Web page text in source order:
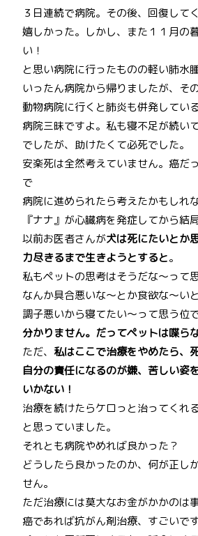
３日連続で病院。その後、回復して
嬉しかった。しかし、また１１月の
い！
と思い病院に行ったものの軽い肺水腫
いったん病院から帰りましたが、そ
動物病院に行くと肺炎も併発してい
病院三昧ですよ。私も寝不足が続い
でしたが、助けたくて必死でした。
安楽死は全然考えていません。癌だ
で
病院に進められたら考えたかもしれ
『ナナ』が心臓病を発症してから結
以前お医者さんが犬は死にたいとか
力尽きるまで生きようとすると。
私もペットの思考はそうだな～って
なんか具合悪いな～とか食欲な～い
調子悪いから寝てたい～って思う位
分かりません。だってペットは喋ら
ただ、 私はここで治療をやめたら、
自分の責任になるのが嫌、苦しい姿
いかない！
治療を続けたらケロっと治ってくれ
と思っていました。
それとも病院やめれば良かった？
どうしたら良かったのか、何が正し
せん。
ただ治療には莫大なお金がかかのは
癌であれば抗がん剤治療、すごいです